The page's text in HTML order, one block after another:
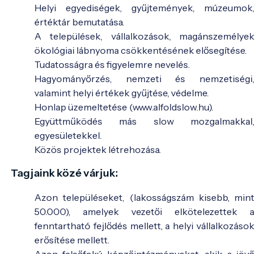
Helyi egyediségek, gyűjtemények, múzeumok,
értéktár bemutatása.
A települések, vállalkozások, magánszemélyek
ökológiai lábnyoma csökkentésének elősegítése.
Tudatosságra és figyelemre nevelés.
Hagyományőrzés, nemzeti és nemzetiségi,
valamint helyi értékek gyűjtése, védelme.
Honlap üzemeltetése (www.alfoldslow.hu).
Együttműködés más slow mozgalmakkal,
egyesületekkel.
Közös projektek létrehozása.
Tagjaink közé várjuk:
Azon településeket, (lakosságszám kisebb, mint
50.000), amelyek vezetői elkötelezettek a
fenntartható fejlődés mellett, a helyi vállalkozások
erősítése mellett.